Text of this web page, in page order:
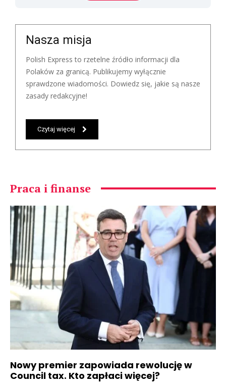
Nasza misja
Polish Express to rzetelne źródło informacji dla
Polaków za granicą. Publikujemy wyłącznie
sprawdzone wiadomości. Dowiedz się, jakie są nasze
zasady redakcyjne!
Czytaj więcej
Praca i finanse
Nowy premier zapowiada rewolucję w
Council tax. Kto zapłaci więcej?